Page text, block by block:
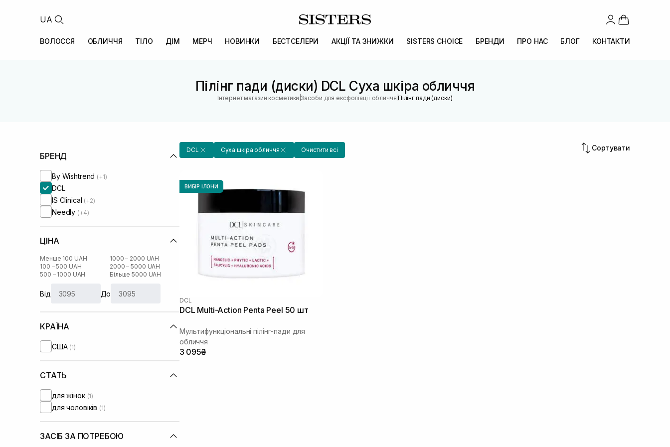
UA
ВОЛОССЯ ОБЛИЧЧЯ ТІЛО ДІМ МЕРЧ НОВИНКИ БЕСТСЕЛЕРИ АКЦІЇ ТА ЗНИЖКИ SISTERS CHOICE БРЕНДИ ПРО НАС БЛОГ КОНТАКТИ
Пілінг пади (диски) DCL Суха шкіра обличчя
Інтернет магазин косметики |Засоби для ексфоліації обличчя |Пілінг пади (диски)
БРЕНД
By Wishtrend (+1)
DCL
IS Clinical (+2)
Needly (+4)
ЦІНА
Менше 100 UAH
100 – 500 UAH
500 – 1000 UAH
1000 – 2000 UAH
2000 – 5000 UAH
Більше 5000 UAH
Від До
КРАЇНА
США (1)
СТАТЬ
для жінок (1)
для чоловіків (1)
ЗАСІБ ЗА ПОТРЕБОЮ
DCL Суха шкіра обличчя Очистити всі Сортувати
ВИБІР ІЛОНИ
DCL
DCL Multi-Action Penta Peel 50 шт
Мультифункціональні пілінг-пади для
обличчя
3 095₴